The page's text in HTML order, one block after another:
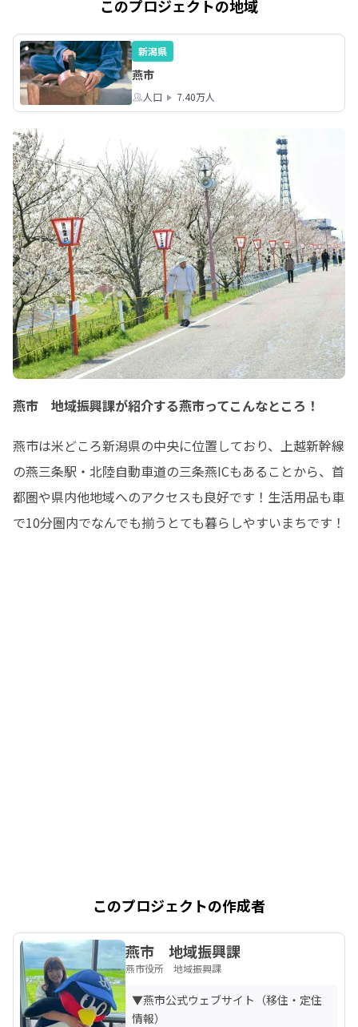
このプロジェクトの地域
新潟県
燕市
人口 7.40万人
燕市 地域振興課が紹介する燕市ってこんなところ！
燕市は米どころ新潟県の中央に位置しており、上越新幹線
の燕三条駅・北陸自動車道の三条燕ICもあることから、首
都圏や県内他地域へのアクセスも良好です！生活用品も車
で10分圏内でなんでも揃うとても暮らしやすいまちです！
このプロジェクトの作成者
燕市 地域振興課
燕市役所 地域振興課
▼燕市公式ウェブサイト（移住・定住